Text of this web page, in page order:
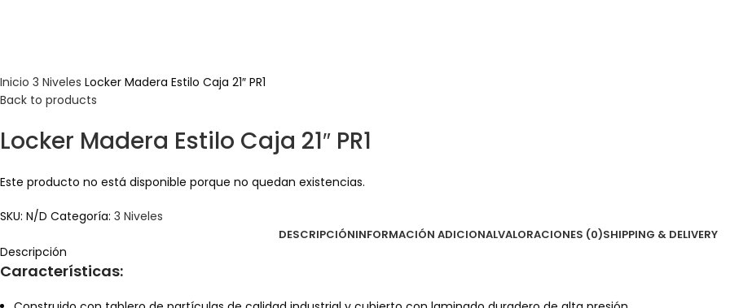
Inicio 3 Niveles Locker Madera Estilo Caja 21″ PR1
Back to products
Locker Madera Estilo Caja 21″ PR1
Este producto no está disponible porque no quedan existencias.
SKU: N/D Categoría: 3 Niveles
DESCRIPCIÓNINFORMACIÓN ADICIONALVALORACIONES (0)SHIPPING & DELIVERY
Descripción
Características: